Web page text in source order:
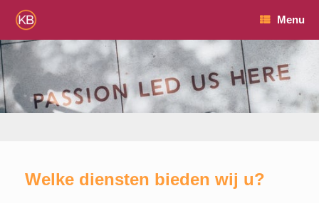
naar
inhoud
Menu
Welke diensten bieden wij u?